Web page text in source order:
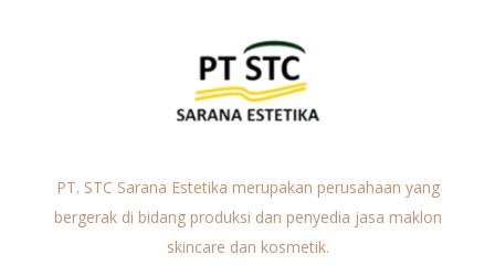
PT. STC Sarana Estetika merupakan perusahaan yang
bergerak di bidang produksi dan penyedia jasa maklon
skincare dan kosmetik.